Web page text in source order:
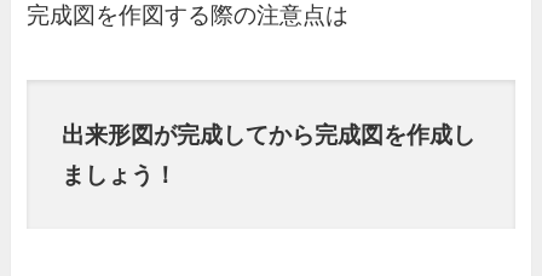
完成図を作図する際の注意点は
出来形図が完成してから完成図を作成し
ましょう！